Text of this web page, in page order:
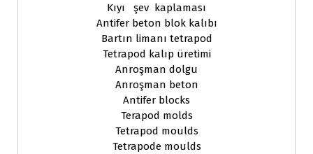
Kıyı şev kaplaması
Antifer beton blok kalıbı
Bartın limanı tetrapod
Tetrapod kalıp üretimi
Anroşman dolgu
Anroşman beton
Antifer blocks
Terapod molds
Tetrapod moulds
Tetrapode moulds